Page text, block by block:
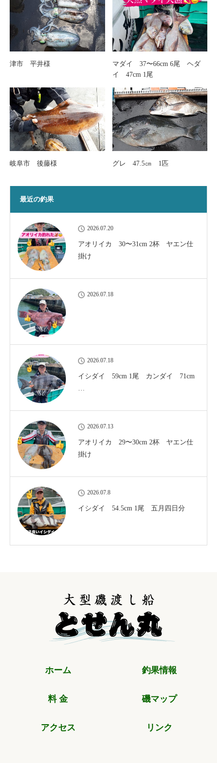
津市 平井様
マダイ 37〜66cm 6尾 ヘダ
イ 47cm 1尾
岐阜市 後藤様 グレ 47.5㎝ 1匹
最近の釣果
2026.07.20
アオリイカ 30〜31cm 2杯 ヤエン仕
掛け
2026.07.18
2026.07.18
イシダイ 59cm 1尾 カンダイ 71cm
2026.07.13
アオリイカ 29〜30cm 2杯 ヤエン仕
掛け
2026.07.8
イシダイ 54.5cm 1尾 五月四日分
ホーム 釣果情報
料 金 磯マップ
アクセス リンク